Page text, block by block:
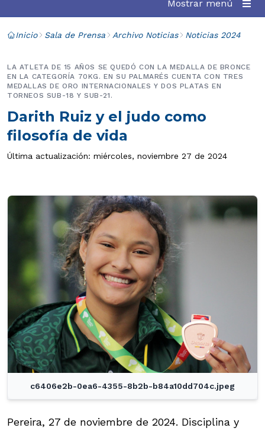
Mostrar menú
Inicio Sala de Prensa Archivo Noticias Noticias 2024
Darith Ruiz y el judo como
filosofía de vida
LA ATLETA DE 15 AÑOS SE QUEDÓ CON LA MEDALLA DE BRONCE
EN LA CATEGORÍA 70KG. EN SU PALMARÉS CUENTA CON TRES
MEDALLAS DE ORO INTERNACIONALES Y DOS PLATAS EN
TORNEOS SUB-18 Y SUB-21.
Última actualización: miércoles, noviembre 27 de 2024
c6406e2b-0ea6-4355-8b2b-b84a10dd704c.jpeg
Pereira, 27 de noviembre de 2024. Disciplina y